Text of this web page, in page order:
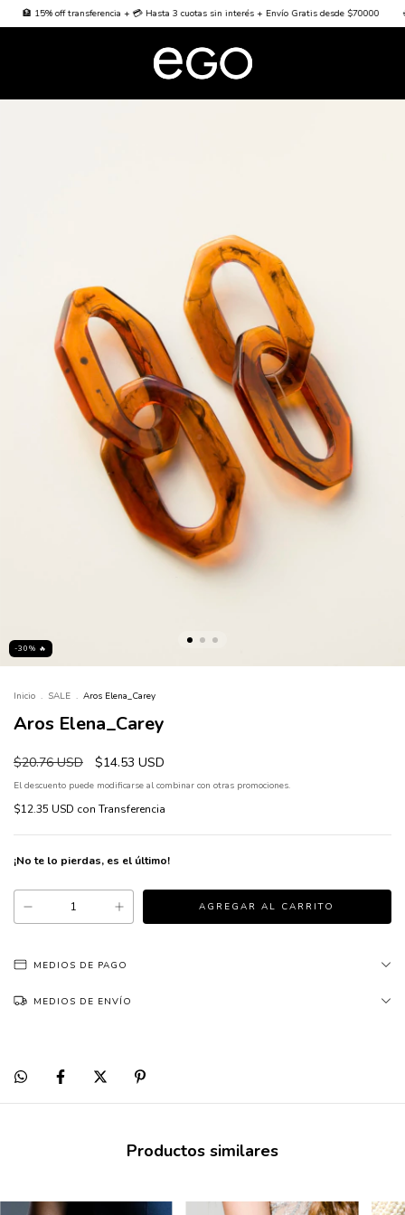
off transferencia + 💳 Hasta 3 cuotas sin interés + Envío Gratis desde $70000 🌐
-30% 🔥
Inicio . SALE . Aros Elena_Carey
Aros Elena_Carey
$20.76 USD $14.53 USD
El descuento puede modificarse al combinar con otras promociones.
$12.35 USD con Transferencia
¡No te lo pierdas, es el último!
MEDIOS DE PAGO
MEDIOS DE ENVÍO
Productos similares